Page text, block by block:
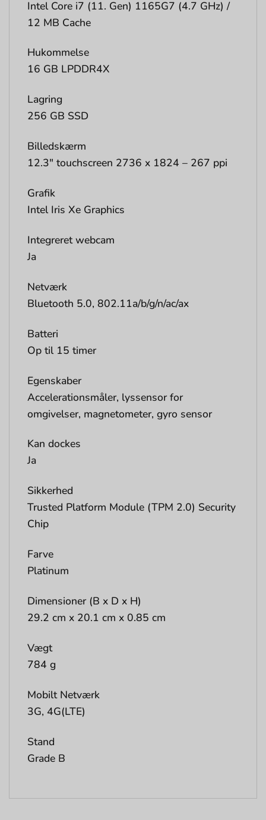
Intel Core i7 (11. Gen) 1165G7 (4.7 GHz) /
12 MB Cache
Hukommelse
16 GB LPDDR4X
Lagring
256 GB SSD
Billedskærm
12.3″ touchscreen 2736 x 1824 – 267 ppi
Grafik
Intel Iris Xe Graphics
Integreret webcam
Ja
Netværk
Bluetooth 5.0, 802.11a/b/g/n/ac/ax
Batteri
Op til 15 timer
Egenskaber
Accelerationsmåler, lyssensor for
omgivelser, magnetometer, gyro sensor
Kan dockes
Ja
Sikkerhed
Trusted Platform Module (TPM 2.0) Security
Chip
Farve
Platinum
Dimensioner (B x D x H)
29.2 cm x 20.1 cm x 0.85 cm
Vægt
784 g
Mobilt Netværk
3G, 4G(LTE)
Stand
Grade B